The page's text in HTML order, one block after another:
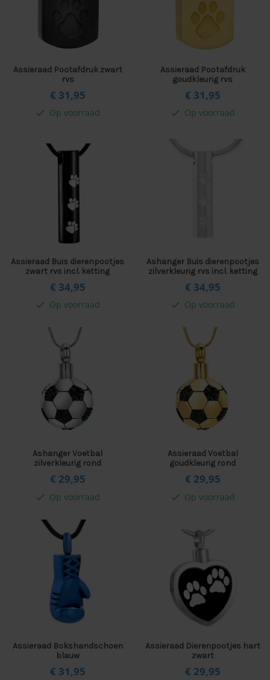
Assieraad Pootafdruk zwart
rvs
€ 31,95
check Op voorraad
Assieraad Pootafdruk
goudkleurig rvs
€ 31,95
check Op voorraad
Assieraad Buis dierenpootjes
zwart rvs incl. ketting
€ 34,95
check Op voorraad
Ashanger Buis dierenpootjes
zilverkleurig rvs incl. ketting
€ 34,95
check Op voorraad
Ashanger Voetbal
zilverkleurig rond
€ 29,95
check Op voorraad
Assieraad Voetbal
goudkleurig rond
€ 29,95
check Op voorraad
Assieraad Bokshandschoen
blauw
€ 31,95
Assieraad Dierenpootjes hart
zwart
€ 29,95